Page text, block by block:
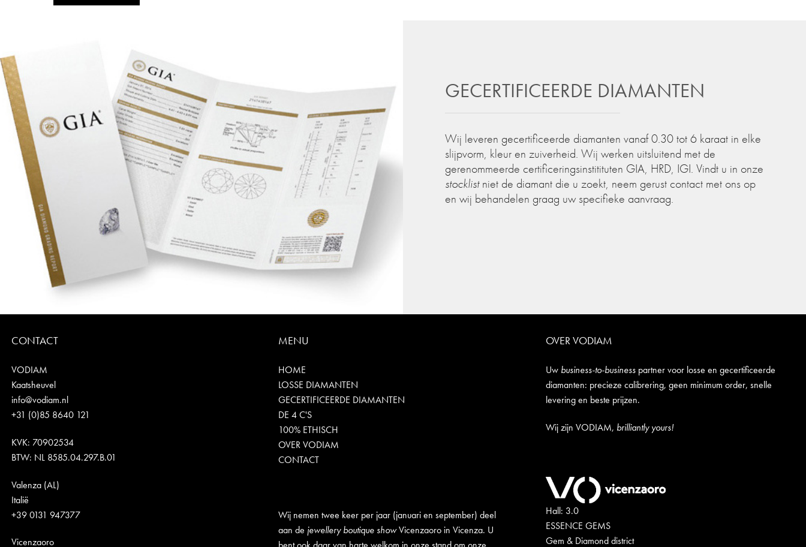
GECERTIFICEERDE DIAMANTEN
Wij leveren gecertificeerde diamanten vanaf 0.30 tot 6 karaat in elke
slijpvorm, kleur en zuiverheid. Wij werken uitsluitend met de
gerenommeerde certificeringsinstitituten GIA, HRD, IGI. Vindt u in onze
stocklistniet de diamant die u zoekt, neem gerust contact met ons op
en wij behandelen graag uw specifieke aanvraag.
CONTACT
VODIAM
Kaatsheuvel
info@vodiam.nl
+31 (0)85 8640 121
KVK: 70902534
BTW: NL 8585.04.297.B.01
Valenza (AL)
Italië
+39 0131 947377
Vicenzaoro
MENU
HOME
LOSSE DIAMANTEN
GECERTIFICEERDE DIAMANTEN
DE 4 C'S
100% ETHISCH
OVER VODIAM
CONTACT
Wij nemen twee keer per jaar (januari en september) deel
aan de jewellery boutique showVicenzaoro in Vicenza. U
OVER VODIAM
Uw business-to-businesspartner voor losse en gecertificeerde
diamanten: precieze calibrering, geen minimum order, snelle
levering en beste prijzen.
Wij zijn VODIAM, brilliantly yours!
Hall: 3.0
ESSENCE GEMS
Gem & Diamond district